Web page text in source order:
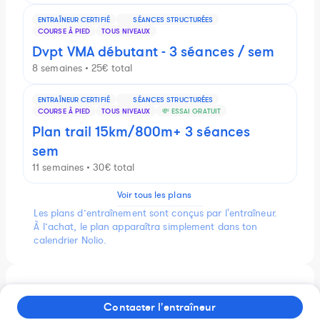
ENTRAÎNEUR CERTIFIÉ
SÉANCES STRUCTURÉES
COURSE À PIED
TOUS NIVEAUX
Dvpt VMA débutant - 3 séances / sem
8 semaines • 25€ total
ENTRAÎNEUR CERTIFIÉ
SÉANCES STRUCTURÉES
COURSE À PIED
TOUS NIVEAUX 💸 ESSAI GRATUIT
Plan trail 15km/800m+ 3 séances
sem
11 semaines • 30€ total
Voir tous les plans
Les plans d’entraînement sont conçus par l'entraîneur.
À l’achat, le plan apparaîtra simplement dans ton
calendrier Nolio.
Prestations de l'entraîneur
Plan individualisé, sans suivi
Contacter l'entraîneur